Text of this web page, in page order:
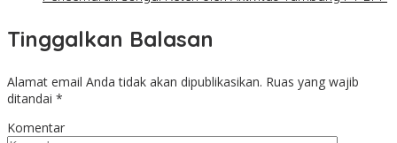
Tinggalkan Balasan
Alamat email Anda tidak akan dipublikasikan. Ruas yang wajib
ditandai *
Komentar